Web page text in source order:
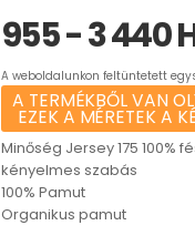
955 - 3 440
A weboldalunkon feltüntetett
A TERMÉKBŐL VAN
EZEK A MÉRETEK A
Minőség Jersey 175
kényelmes szabás
100% Pamut
Organikus pamut